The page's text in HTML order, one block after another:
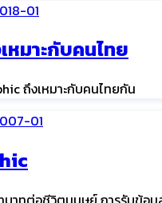
หมาะกับคนไทย
ถึงเหมาะกับคนไทยกัน